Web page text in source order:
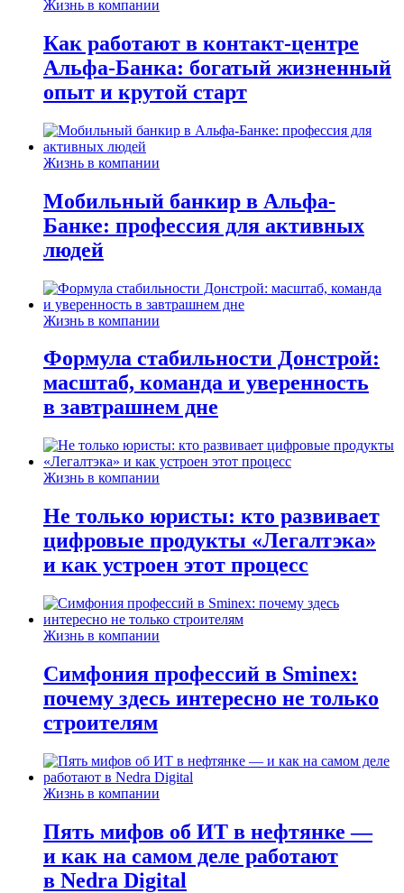
Жизнь в компании
Как работают в контакт-центре
Альфа-Банка: богатый жизненный
опыт и крутой старт
Жизнь в компании
Мобильный банкир в Альфа-
Банке: профессия для активных
людей
Жизнь в компании
Формула стабильности Донстрой:
масштаб, команда и уверенность
в завтрашнем дне
Жизнь в компании
Не только юристы: кто развивает
цифровые продукты «Легалтэка»
и как устроен этот процесс
Жизнь в компании
Симфония профессий в Sminex:
почему здесь интересно не только
строителям
Жизнь в компании
Пять мифов об ИТ в нефтянке —
и как на самом деле работают
в Nedra Digital